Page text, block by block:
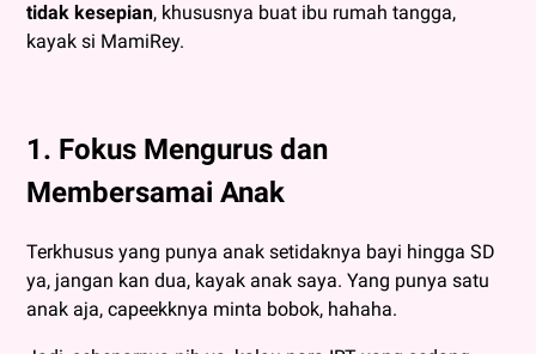
tidak kesepian, khususnya buat ibu rumah tangga,
kayak si MamiRey.
1. Fokus Mengurus dan
Membersamai Anak
Terkhusus yang punya anak setidaknya bayi hingga SD
ya, jangan kan dua, kayak anak saya. Yang punya satu
anak aja, capeekknya minta bobok, hahaha.